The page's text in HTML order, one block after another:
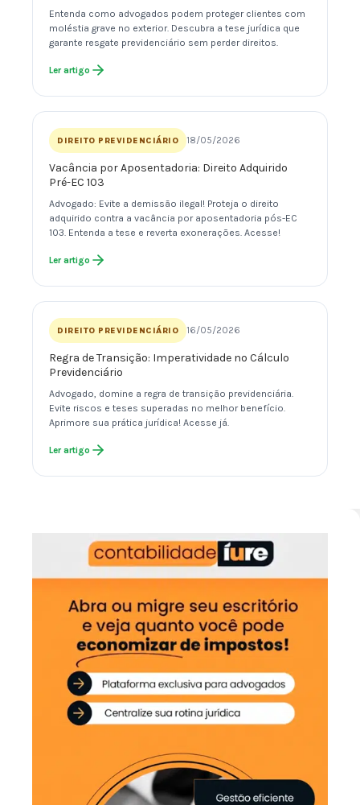
Entenda como advogados podem proteger clientes com
moléstia grave no exterior. Descubra a tese jurídica que
garante resgate previdenciário sem perder direitos.
Ler artigo
DIREITO PREVIDENCIÁRIO 18/05/2026
Vacância por Aposentadoria: Direito Adquirido
Pré-EC 103
Advogado: Evite a demissão ilegal! Proteja o direito
adquirido contra a vacância por aposentadoria pós-EC
103. Entenda a tese e reverta exonerações. Acesse!
Ler artigo
DIREITO PREVIDENCIÁRIO 16/05/2026
Regra de Transição: Imperatividade no Cálculo
Previdenciário
Advogado, domine a regra de transição previdenciária.
Evite riscos e teses superadas no melhor benefício.
Aprimore sua prática jurídica! Acesse já.
Ler artigo